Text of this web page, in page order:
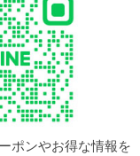
ポンやお得な情報を